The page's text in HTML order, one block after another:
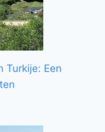
Turkije: Een